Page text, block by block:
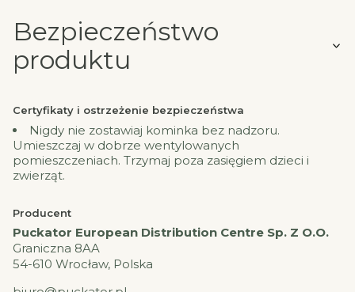
Bezpieczeństwo
produktu
Certyfikaty i ostrzeżenie bezpieczeństwa
Nigdy nie zostawiaj kominka bez nadzoru.
Umieszczaj w dobrze wentylowanych
pomieszczeniach. Trzymaj poza zasięgiem dzieci i
zwierząt.
Producent
Puckator European Distribution Centre Sp. Z O.O.
Graniczna 8AA
54-610 Wrocław, Polska